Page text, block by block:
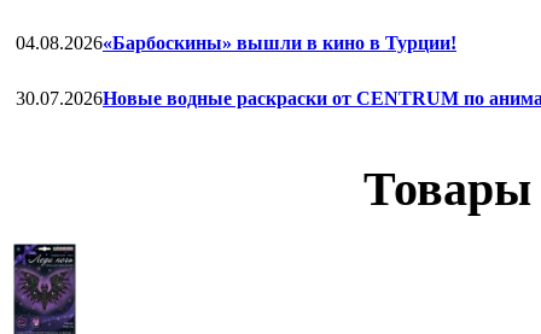
04.08.2026«Барбоскины» вышли в кино в Турции!
30.07.2026Новые водные раскраски от CENTRUM по
Товары